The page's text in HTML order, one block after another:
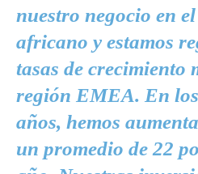
nuestro negocio en
africano y estamos
tasas de crecimiento
región EMEA. En
años, hemos
un promedio de 22